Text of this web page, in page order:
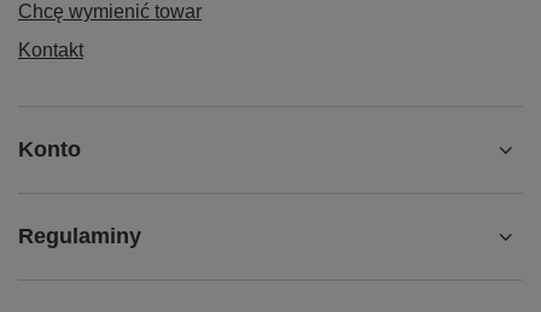
Chcę wymienić towar
Kontakt
Konto
Regulaminy